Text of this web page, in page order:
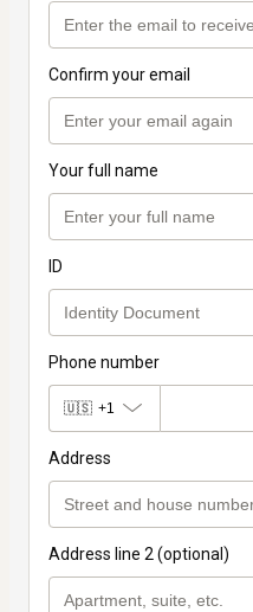
Confirm your email
Your full name
ID
Phone number
🇺🇸 +1
Address
Address line 2 (optional)